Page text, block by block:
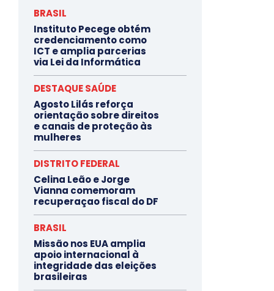
BRASIL
Instituto Pecege obtém
credenciamento como
ICT e amplia parcerias
via Lei da Informática
DESTAQUE SAÚDE
Agosto Lilás reforça
orientação sobre direitos
e canais de proteção às
mulheres
DISTRITO FEDERAL
Celina Leão e Jorge
Vianna comemoram
recuperaçao fiscal do DF
BRASIL
Missão nos EUA amplia
apoio internacional à
integridade das eleições
brasileiras